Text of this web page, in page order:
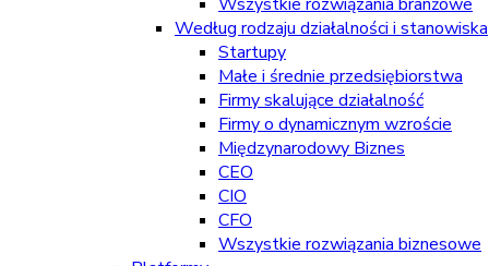
Według rodzaju działalności i stanowiska
Startupy
Małe i średnie przedsiębiorstwa
Firmy skalujące działalność
Firmy o dynamicznym wzroście
Międzynarodowy Biznes
CEO
CIO
CFO
Wszystkie rozwiązania biznesowe